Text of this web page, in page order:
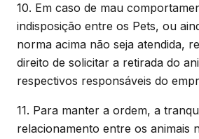
10. Em caso de mau
indisposição entre os Pets, ou
norma acima não seja atendida,
direito de solicitar a retirada do
respectivos responsáveis do
11. Para manter a ordem, a
relacionamento entre os animais